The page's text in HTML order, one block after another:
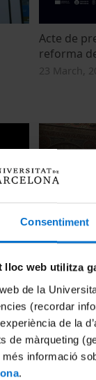
Consentiment
lloc web utilitza
de la
(recordar
de la
de màrqueting
més informació
.
Acte de
reforma
23 March,
Barcelona
26 January,